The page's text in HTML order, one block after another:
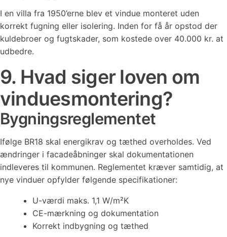
I en villa fra 1950’erne blev et vindue monteret uden
korrekt fugning eller isolering. Inden for få år opstod der
kuldebroer og fugtskader, som kostede over 40.000 kr. at
udbedre.
9. Hvad siger loven om
vinduesmontering?
Bygningsreglementet
Ifølge BR18 skal energikrav og tæthed overholdes. Ved
ændringer i facadeåbninger skal dokumentationen
indleveres til kommunen. Reglementet kræver samtidig, at
nye vinduer opfylder følgende specifikationer:
U-værdi maks. 1,1 W/m²K
CE-mærkning og dokumentation
Korrekt indbygning og tæthed